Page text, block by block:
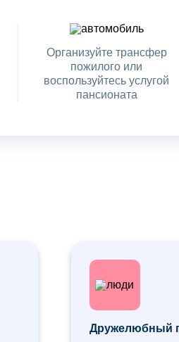
Организуйте трансфер
пожилого или
воспользуйтесь услугой
пансионата
Дружелюбный